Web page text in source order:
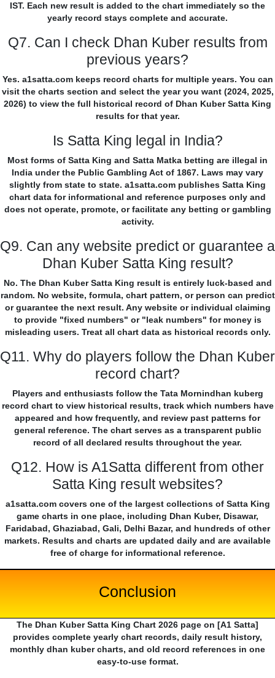
IST. Each new result is added to the chart immediately so the
yearly record stays complete and accurate.
Q7. Can I check Dhan Kuber results from
previous years?
Yes. a1satta.com keeps record charts for multiple years. You can
visit the charts section and select the year you want (2024, 2025,
2026) to view the full historical record of Dhan Kuber Satta King
results for that year.
Is Satta King legal in India?
Most forms of Satta King and Satta Matka betting are illegal in
India under the Public Gambling Act of 1867. Laws may vary
slightly from state to state. a1satta.com publishes Satta King
chart data for informational and reference purposes only and
does not operate, promote, or facilitate any betting or gambling
activity.
Q9. Can any website predict or guarantee a
Dhan Kuber Satta King result?
No. The Dhan Kuber Satta King result is entirely luck-based and
random. No website, formula, chart pattern, or person can predict
or guarantee the next result. Any website or individual claiming
to provide "fixed numbers" or "leak numbers" for money is
misleading users. Treat all chart data as historical records only.
Q11. Why do players follow the Dhan Kuber
record chart?
Players and enthusiasts follow the Tata Mornindhan kuberg
record chart to view historical results, track which numbers have
appeared and how frequently, and review past patterns for
general reference. The chart serves as a transparent public
record of all declared results throughout the year.
Q12. How is A1Satta different from other
Satta King result websites?
a1satta.com covers one of the largest collections of Satta King
game charts in one place, including Dhan Kuber, Disawar,
Faridabad, Ghaziabad, Gali, Delhi Bazar, and hundreds of other
markets. Results and charts are updated daily and are available
free of charge for informational reference.
Conclusion
The Dhan Kuber Satta King Chart 2026 page on [A1 Satta]
provides complete yearly chart records, daily result history,
monthly dhan kuber charts, and old record references in one
easy-to-use format.